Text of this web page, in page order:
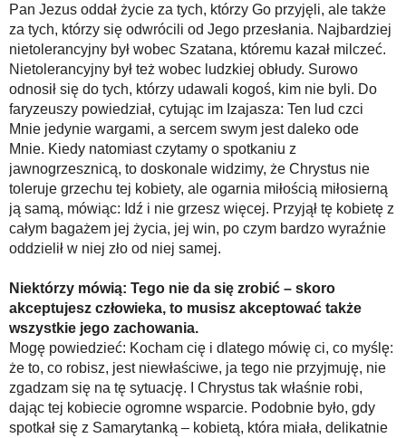
Pan Jezus oddał życie za tych, którzy Go przyjęli, ale także
za tych, którzy się odwrócili od Jego przesłania. Najbardziej
nietolerancyjny był wobec Szatana, któremu kazał milczeć.
Nietolerancyjny był też wobec ludzkiej obłudy. Surowo
odnosił się do tych, którzy udawali kogoś, kim nie byli. Do
faryzeuszy powiedział, cytując im Izajasza: Ten lud czci
Mnie jedynie wargami, a sercem swym jest daleko ode
Mnie. Kiedy natomiast czytamy o spotkaniu z
jawnogrzesznicą, to doskonale widzimy, że Chrystus nie
toleruje grzechu tej kobiety, ale ogarnia miłością miłosierną
ją samą, mówiąc: Idź i nie grzesz więcej. Przyjął tę kobietę z
całym bagażem jej życia, jej win, po czym bardzo wyraźnie
oddzielił w niej zło od niej samej.
Niektórzy mówią: Tego nie da się zrobić – skoro
akceptujesz człowieka, to musisz akceptować także
wszystkie jego zachowania.
Mogę powiedzieć: Kocham cię i dlatego mówię ci, co myślę:
że to, co robisz, jest niewłaściwe, ja tego nie przyjmuję, nie
zgadzam się na tę sytuację. I Chrystus tak właśnie robi,
dając tej kobiecie ogromne wsparcie. Podobnie było, gdy
spotkał się z Samarytanką – kobietą, która miała, delikatnie